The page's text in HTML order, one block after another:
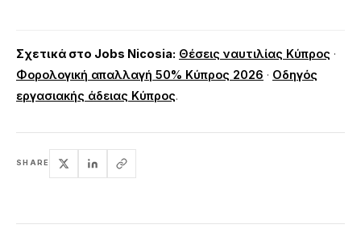
Σχετικά στο Jobs Nicosia: Θέσεις ναυτιλίας Κύπρος ·
Φορολογική απαλλαγή 50% Κύπρος 2026 · Οδηγός
εργασιακής άδειας Κύπρος.
SHARE